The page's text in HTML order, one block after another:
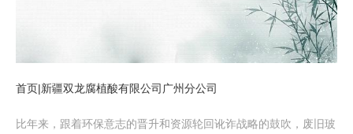
首页|新疆双龙腐植酸有限公司广州分公司
比年来，跟着环保意志的晋升和资源轮回讹诈战略的鼓吹，废旧玻